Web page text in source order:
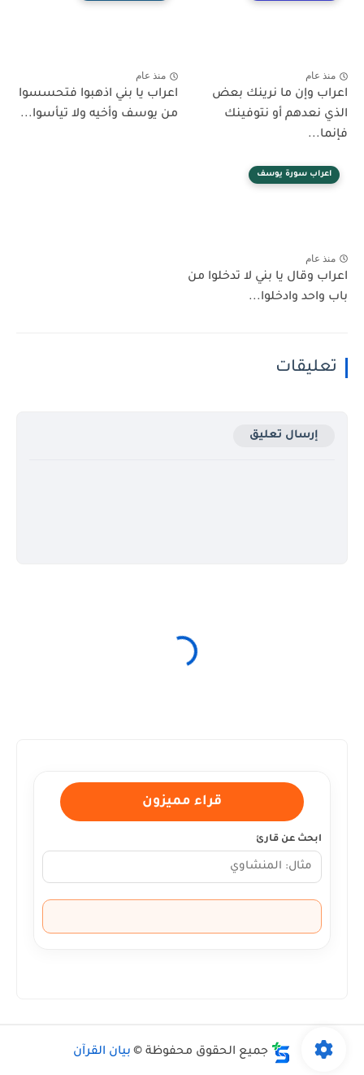
منذ عام
اعراب وإن ما نرينك بعض
الذي نعدهم أو نتوفينك
فإنما...
منذ عام
اعراب يا بني اذهبوا فتحسسوا
من يوسف وأخيه ولا تيأسوا...
اعراب سورة يوسف
منذ عام
اعراب وقال يا بني لا تدخلوا من
باب واحد وادخلوا...
تعليقات
إرسال تعليق
قراء مميزون
ابحث عن قارئ
جميع الحقوق محفوظة © بيان القرآن